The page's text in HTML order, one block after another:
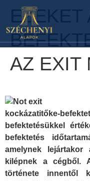
EZEKET A
AZ EXIT
kockázatitőke-
befektetésükkel
befektetés
amelynek
kilépnek a cégből.
története innentől